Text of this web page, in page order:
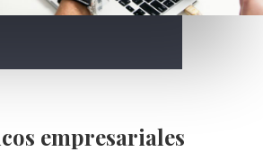
empresariales